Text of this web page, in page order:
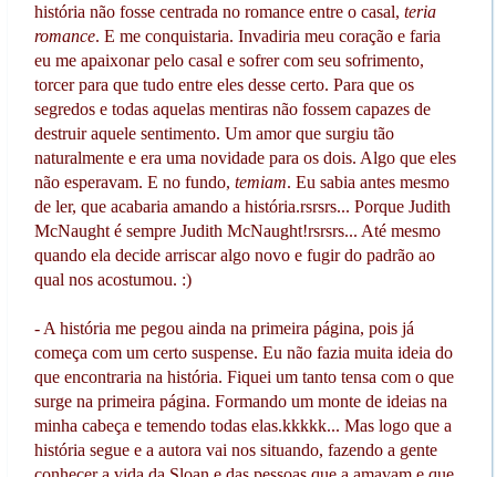
história não fosse centrada no romance entre o casal, teria
romance. E me conquistaria. Invadiria meu coração e faria
eu me apaixonar pelo casal e sofrer com seu sofrimento,
torcer para que tudo entre eles desse certo. Para que os
segredos e todas aquelas mentiras não fossem capazes de
destruir aquele sentimento. Um amor que surgiu tão
naturalmente e era uma novidade para os dois. Algo que eles
não esperavam. E no fundo, temiam. Eu sabia antes mesmo
de ler, que acabaria amando a história.rsrsrs... Porque Judith
McNaught é sempre Judith McNaught!rsrsrs... Até mesmo
quando ela decide arriscar algo novo e fugir do padrão ao
qual nos acostumou. :)
- A história me pegou ainda na primeira página, pois já
começa com um certo suspense. Eu não fazia muita ideia do
que encontraria na história. Fiquei um tanto tensa com o que
surge na primeira página. Formando um monte de ideias na
minha cabeça e temendo todas elas.kkkkk... Mas logo que a
história segue e a autora vai nos situando, fazendo a gente